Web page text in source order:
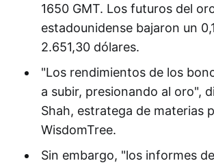
1650 GMT. Los futuros del
estadounidense bajaron un
2.651,30 dólares.
"Los rendimientos de los
a subir, presionando al oro",
Shah, estratega de materias
WisdomTree.
Sin embargo, "los informes